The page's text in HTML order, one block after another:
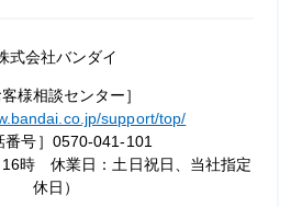
式会社バンダイ
客様相談センター］
support/top/
番号］0570-041-101
16時 休業日：土日祝日、当社指定
休日）